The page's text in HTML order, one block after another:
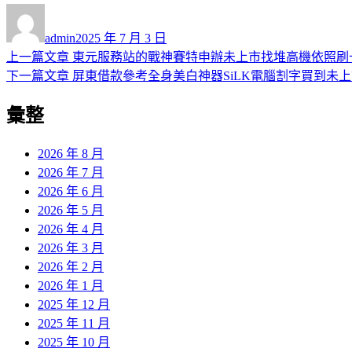
者
admin佈
日
期:
2025 年 7 月 3 日
文
章
導
上一篇文章 上
一
東元服務站的戰神賽特申辦未上市找堆高機依照
下一篇文章 下
章:
屏東借款參考全身美白神器SiLK電腦割字買到未
彙整
2026 年 8 月
2026 年 7 月
2026 年 6 月
2026 年 5 月
2026 年 4 月
2026 年 3 月
2026 年 2 月
2026 年 1 月
2025 年 12 月
2025 年 11 月
2025 年 10 月